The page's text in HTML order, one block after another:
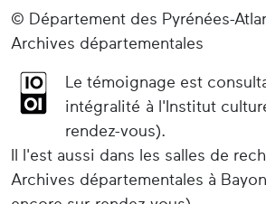
© Département des Pyrénées-
Archives départementales
Le témoignage est
intégralité à l'Institut
rendez-vous).
Il l'est aussi dans les salles de
Archives départementales à